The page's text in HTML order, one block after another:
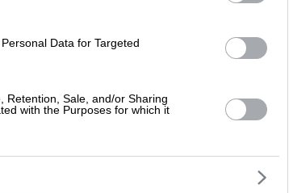
Data for Targeted
Retention, Sale, and/or Sharing
with the Purposes for which it
experience and help other users make